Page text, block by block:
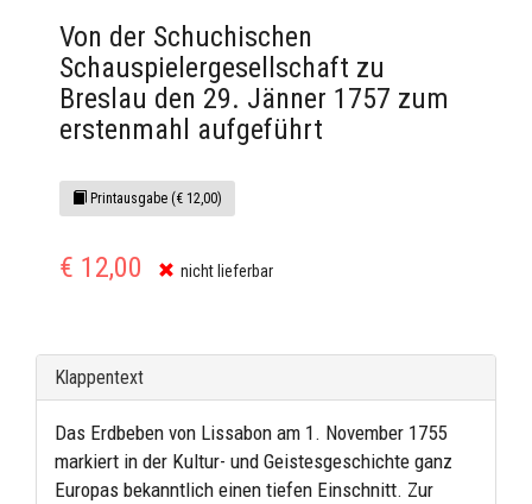
Von der Schuchischen
Schauspielergesellschaft zu
Breslau den 29. Jänner 1757 zum
erstenmahl aufgeführt
Printausgabe (€ 12,00)
€ 12,00 nicht lieferbar
Klappentext
Das Erdbeben von Lissabon am 1. November 1755
markiert in der Kultur- und Geistesgeschichte ganz
Europas bekanntlich einen tiefen Einschnitt. Zur